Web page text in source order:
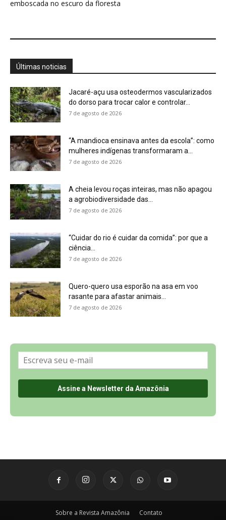
“Cuidar do rio é cuidar da comida”: por que a
7 de agosto de 2026
7 de agosto de 2026
Política de Privacidade, LGPD e RGPD
Últimas Notícias
🌎 Español
©